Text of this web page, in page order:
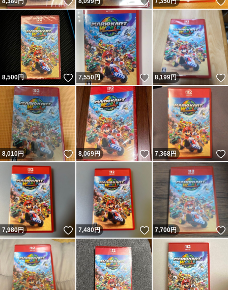
8,500円 いいね！
7,550円 いいね！
8,199円
8,010円 いいね！
8,069円 いいね！
7,368円
7,980円 いいね！
7,480円 いいね！
7,700円